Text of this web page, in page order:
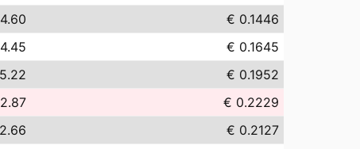
€ 0.1446
€ 0.1645
€ 0.1952
€ 0.2229
€ 0.2127